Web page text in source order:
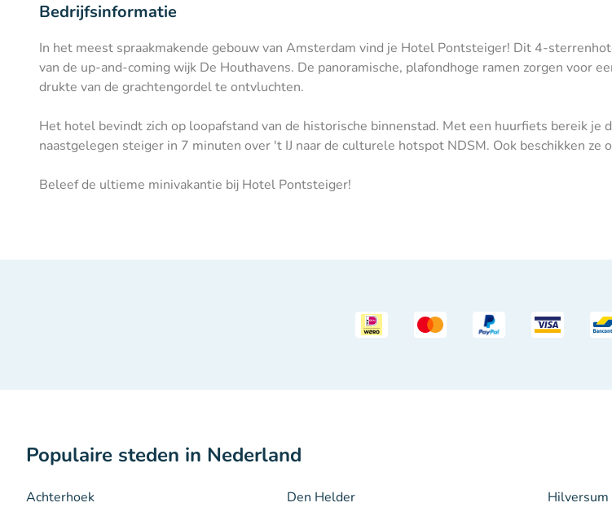
Bedrijfsinformatie
In het meest spraakmakende gebouw van Amsterdam vind je Hotel Pontsteiger! Dit 4-
van de up-and-coming wijk De Houthavens. De panoramische, plafondhoge ramen zorgen voor
drukte van de grachtengordel te ontvluchten.
Het hotel bevindt zich op loopafstand van de historische binnenstad. Met een huurfiets bereik
naastgelegen steiger in 7 minuten over 't IJ naar de culturele hotspot NDSM. Ook beschikken
Beleef de ultieme minivakantie bij Hotel Pontsteiger!
Populaire steden in Nederland
Achterhoek
Den Helder
Hilversum